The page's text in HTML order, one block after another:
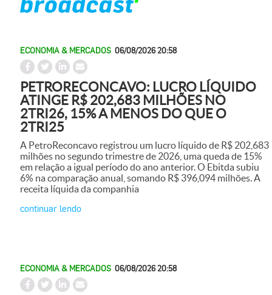
ECONOMIA & MERCADOS 06/08/2026 20:58
PETRORECONCAVO: LUCRO LÍQUIDO
ATINGE R$ 202,683 MILHÕES NO
2TRI26, 15% A MENOS DO QUE O
2TRI25
A PetroReconcavo registrou um lucro líquido de R$ 202,683
milhões no segundo trimestre de 2026, uma queda de 15%
em relação a igual período do ano anterior. O Ebitda subiu
6% na comparação anual, somando R$ 396,094 milhões. A
receita líquida da companhia
continuar lendo
ECONOMIA & MERCADOS 06/08/2026 20:58